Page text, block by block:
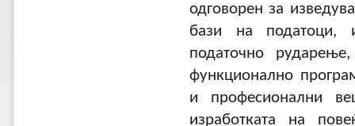
одговорен за
бази на податоци,
податочно
функционално
и професионални
изработката на